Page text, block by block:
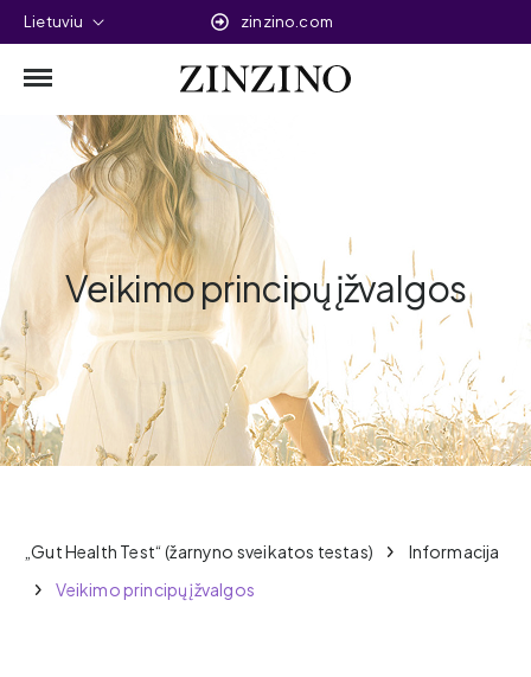
Lietuviu zinzino.com
Veikimo principų įžvalgos
„Gut Health Test“ (žarnyno sveikatos testas)
Informacija
Veikimo principų įžvalgos